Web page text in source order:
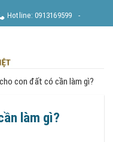
Hotline: 0913169599 -
con đất có cần làm gì?
làm gì?